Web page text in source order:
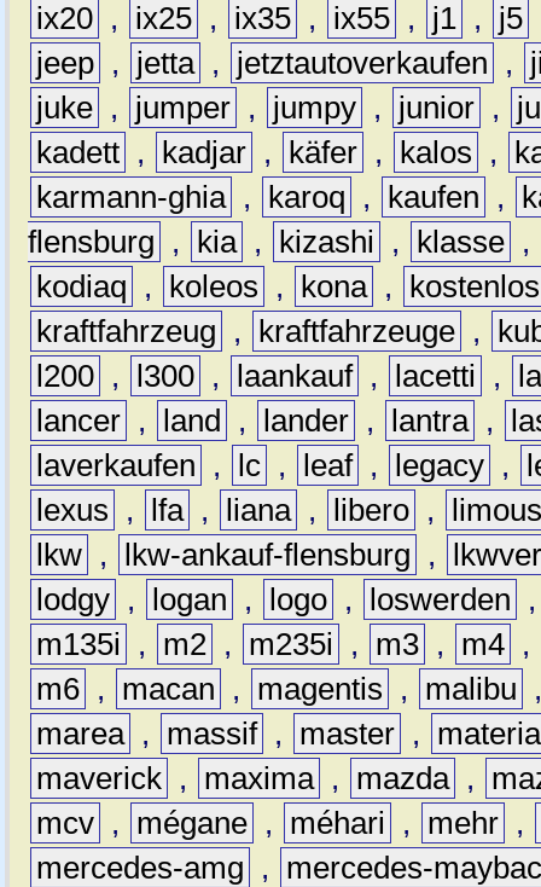
ix20 , ix25 , ix35 , ix55 , j1 , j5
jeep , jetta , jetztautoverkaufen ,
juke , jumper , jumpy , junior ,
kadett , kadjar , käfer , kalos ,
karmann-ghia , karoq , kaufen ,
flensburg
, kia , kizashi , klasse ,
kodiaq
, koleos , kona ,
kostenlos
kraftfahrzeug
, kraftfahrzeuge ,
l200 , l300 , laankauf , lacetti ,
lancer , land , lander , lantra ,
laverkaufen
, lc , leaf , legacy ,
lexus
, lfa , liana , libero ,
lkw , lkw-ankauf-flensburg ,
lodgy , logan , logo , loswerden
m135i
, m2 , m235i , m3 , m4 ,
m6 , macan , magentis , malibu
marea , massif , master ,
materia
maverick , maxima , mazda ,
mcv , mégane , méhari , mehr ,
mercedes-amg
,
mercedes-